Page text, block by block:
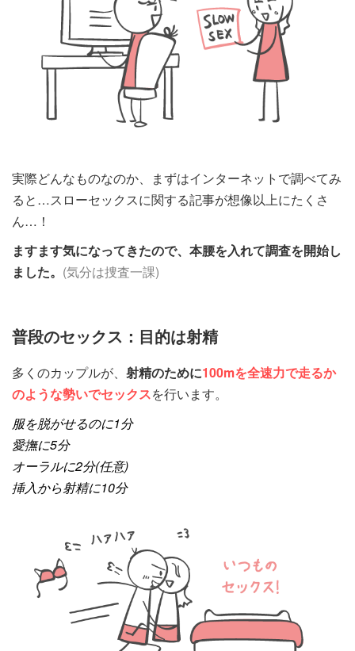
実際どんなものなのか、まずはインターネットで調べてみ
ると…スローセックスに関する記事が想像以上にたくさ
ん…！
ますます気になってきたので、本腰を入れて調査を開始し
ました。 (気分は捜査一課)
普段のセックス：目的は射精
多くのカップルが、 射精のために100mを全速力で走るか
のような勢いでセックスを行います。
服を脱がせるのに1分
愛撫に5分
オーラルに2分(任意)
挿入から射精に10分